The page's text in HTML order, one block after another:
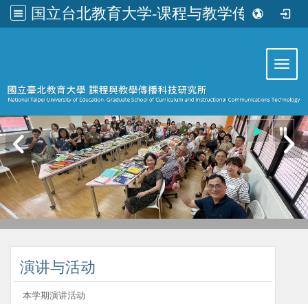
国立台北教育大学-课程与教学传播科技研究所
演讲与活动
本学期演讲活动